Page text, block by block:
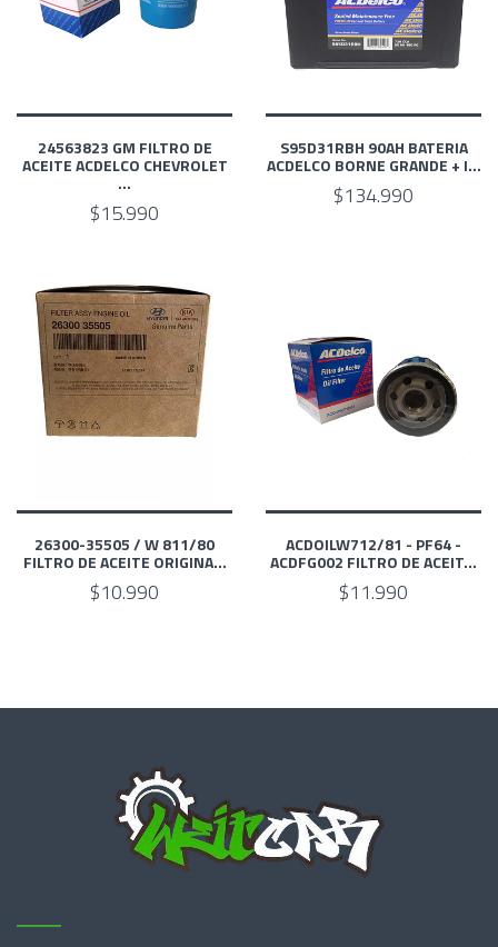
24563823 GM FILTRO DE
ACEITE ACDELCO CHEVROLET
...
$15.990
S95D31RBH 90AH BATERIA
ACDELCO BORNE GRANDE + I...
$134.990
26300-35505 / W 811/80
FILTRO DE ACEITE ORIGINA...
$10.990
ACDOILW712/81 - PF64 -
ACDFG002 FILTRO DE ACEIT...
$11.990